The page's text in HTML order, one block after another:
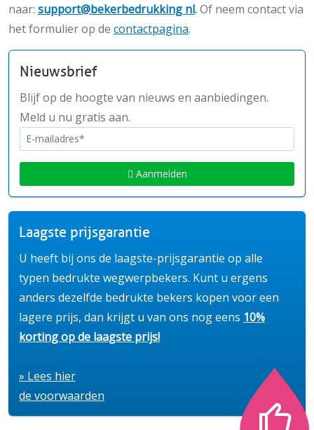
naar: support@bekerbedrukking nl.Of neem contact via
het formulier op de contactpagina.
Nieuwsbrief
Blijf op de hoogte van nieuws en aanbiedingen.
Meld u nu gratis aan.
Aanmelden
Laagste prijsgarantie
U heeft bij ons de laagste-prijsgarantie op alle
typen bedrukte wegwerpbekers. Kunt u ergens
anders dezelfde bedrukte bekers kopen voor een
lagere prijs, dan krijgt u van ons nog eens 10%
korting op de laagste prijs!
» Lees hier
de voorwaarden